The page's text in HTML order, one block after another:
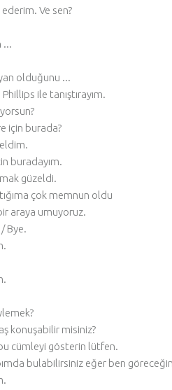
Ve sen?
...
olduğunu ...
ile tanıştırayım.
için burada?
buradayım.
güzeldi.
çok memnun oldu
araya umuyoruz.
Bye.
konuşabilir misiniz?
cümleyi gösterin lütfen.
bulabilirsiniz eğer ben